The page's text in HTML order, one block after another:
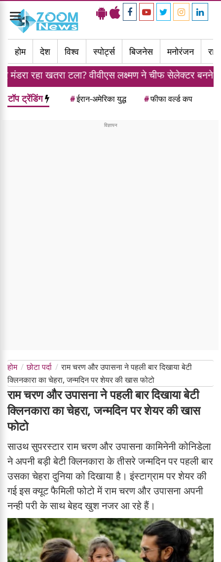
Toggle
navigation
होम
देश विश्व स्पोर्ट्स बिजनेस मनोरंजन
वीवीएस लक्ष्मण ने चीफ सेलेक्टर बनने से किया मना
टॉप ट्रेंडिंग #ईरान-अमेरिका युद्ध #फीफा वर्ल्ड कप
होम छोटा पर्दा
राम चरण और उपासना ने पहली बार दिखाया बेटी
क्लिनकारा का चेहरा, जन्मदिन पर शेयर की खास फोटो
राम चरण और उपासना ने पहली बार दिखाया बेटी
क्लिनकारा का चेहरा, जन्मदिन पर शेयर की खास
फोटो
साउथ सुपरस्टार राम चरण और उपासना कामिनेनी कोनिडेला
ने अपनी बड़ी बेटी क्लिनकारा के तीसरे जन्मदिन पर पहली बार
उसका चेहरा दुनिया को दिखाया है। इंस्टाग्राम पर शेयर की
गई इस क्यूट फैमिली फोटो में राम चरण और उपासना अपनी
नन्ही परी के साथ बेहद खुश नजर आ रहे हैं।